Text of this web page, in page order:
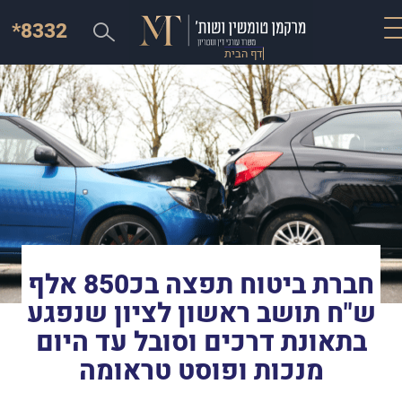
דף הבית
*8332
חברת ביטוח תפצה בכ850 אלף
ש"ח תושב ראשון לציון שנפגע
בתאונת דרכים וסובל עד היום
מנכות ופוסט טראומה